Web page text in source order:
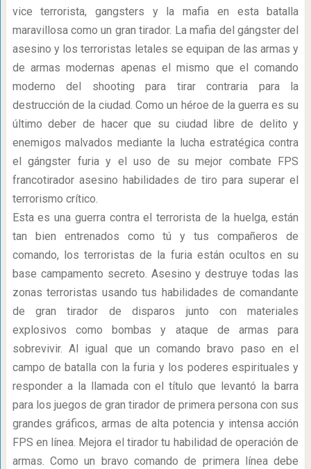
vice terrorista, gangsters y la mafia en esta batalla
maravillosa como un gran tirador. La mafia del gángster del
asesino y los terroristas letales se equipan de las armas y
de armas modernas apenas el mismo que el comando
moderno del shooting para tirar contraria para la
destrucción de la ciudad. Como un héroe de la guerra es su
último deber de hacer que su ciudad libre de delito y
enemigos malvados mediante la lucha estratégica contra
el gángster furia y el uso de su mejor combate FPS
francotirador asesino habilidades de tiro para superar el
terrorismo crítico.
Esta es una guerra contra el terrorista de la huelga, están
tan bien entrenados como tú y tus compañeros de
comando, los terroristas de la furia están ocultos en su
base campamento secreto. Asesino y destruye todas las
zonas terroristas usando tus habilidades de comandante
de gran tirador de disparos junto con materiales
explosivos como bombas y ataque de armas para
sobrevivir. Al igual que un comando bravo paso en el
campo de batalla con la furia y los poderes espirituales y
responder a la llamada con el título que levantó la barra
para los juegos de gran tirador de primera persona con sus
grandes gráficos, armas de alta potencia y intensa acción
FPS en línea. Mejora el tirador tu habilidad de operación de
armas. Como un bravo comando de primera línea debe